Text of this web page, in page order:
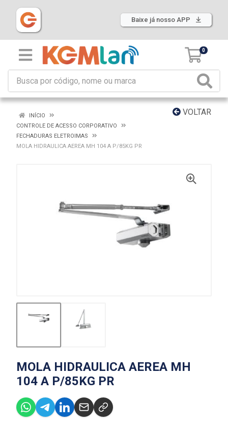
Baixe já nosso APP
0
VOLTAR
INÍCIO
CONTROLE DE ACESSO CORPORATIVO
FECHADURAS ELETROIMAS
MOLA HIDRAULICA AEREA MH 104 A P/85KG PR
MOLA HIDRAULICA AEREA MH
104 A P/85KG PR